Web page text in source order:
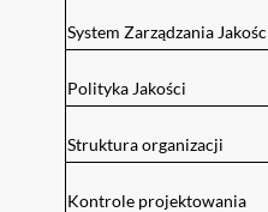
System Zarządzania
Polityka Jakości
Struktura organizacji
Kontrole projektowania